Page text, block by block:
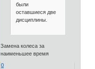
были
оставшиеся две
дисциплины.
Замена колеса за
наименьшее время
0